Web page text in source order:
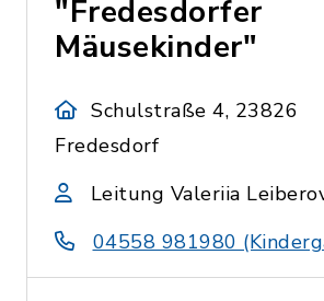
"Fredesdorfer
Mäusekinder"
Schulstraße 4, 23826
Fredesdorf
Leitung Valeriia
04558 981980